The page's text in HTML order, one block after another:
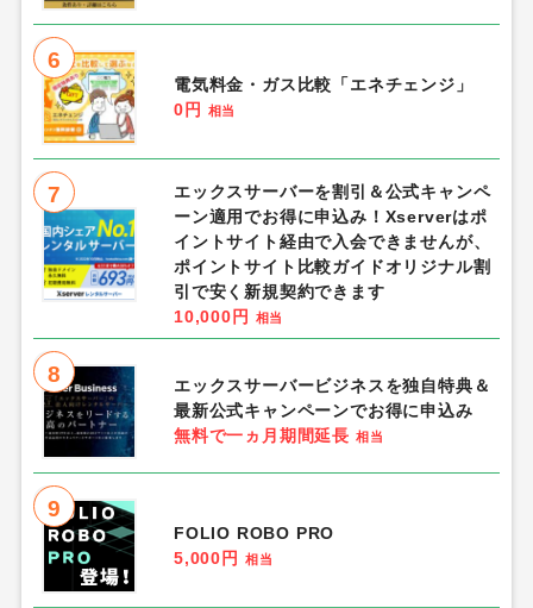
6
電気料金・ガス比較「エネチェンジ」
0円
相当
7
エックスサーバーを割引＆公式キャンペ
ーン適用でお得に申込み！Xserverはポ
イントサイト経由で入会できませんが、
ポイントサイト比較ガイドオリジナル割
引で安く新規契約できます
10,000円
相当
8
エックスサーバービジネスを独自特典＆
最新公式キャンペーンでお得に申込み
無料で一ヵ月期間延長 相当
9
FOLIO ROBO PRO
5,000円
相当